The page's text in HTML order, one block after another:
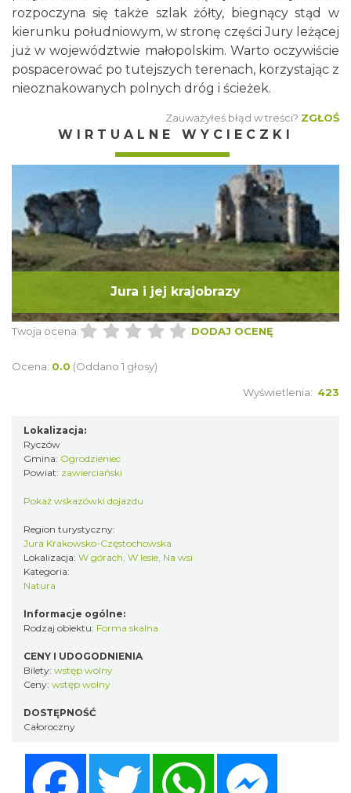
rozpoczyna się także szlak żółty, biegnący stąd w
kierunku południowym, w stronę części Jury leżącej
już w województwie małopolskim. Warto oczywiście
pospacerować po tutejszych terenach, korzystając z
nieoznakowanych polnych dróg i ścieżek.
Zauważyłeś błąd w treści? ZGŁOŚ
WIRTUALNE WYCIECZKI
Jura i jej krajobrazy
Twoja ocena: DODAJ OCENĘ
Ocena: 0.0 (Oddano 1 głosy)
Wyświetlenia: 423
Lokalizacja:
Ryczów
Gmina: Ogrodzieniec
Powiat: zawierciański
Pokaż wskazówki dojazdu
Region turystyczny:
Jura Krakowsko-Częstochowska
Lokalizacja: W górach, W lesie, Na wsi
Kategoria:
Natura
Informacje ogólne:
Rodzaj obiektu: Forma skalna
CENY I UDOGODNIENIA
Bilety: wstęp wolny
Ceny: wstęp wolny
DOSTĘPNOŚĆ
Całoroczny
Twitter WhatsApp